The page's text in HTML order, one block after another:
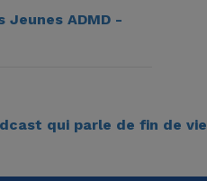
Jeunes ADMD -
qui parle de fin de vie